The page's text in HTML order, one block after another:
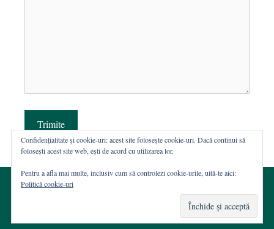
Trimite
Web hosting şi dezvoltare Wordpress:Casa de WEB
Confidențialitate și cookie-uri: acest site folosește cookie-uri. Dacă continui să
folosești acest site web, ești de acord cu utilizarea lor.
Pentru a afla mai multe, inclusiv cum să controlezi cookie-urile, uită-te aici:
Politică cookie-uri